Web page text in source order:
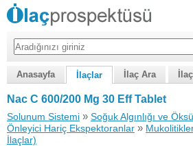
Anasayfa İlaçlar İlaç Ara
Nac C 600/200 Mg 30 Eff Tablet
Solunum Sistemi » Soğuk Algınlığı ve
Önleyici Hariç Ekspektoranlar »
İlaçlar)